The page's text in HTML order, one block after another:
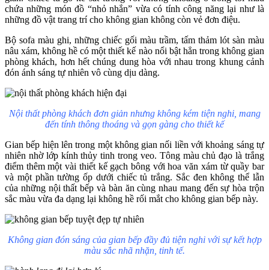
chứa những món đồ “nhỏ nhắn” vừa có tính công năng lại như là
những đồ vật trang trí cho không gian không còn vẻ đơn điệu.
Bộ sofa màu ghi, những chiếc gối màu trầm, tấm thảm lót sàn màu
nâu xám, không hề có một thiết kế nào nổi bật hẳn trong không gian
phòng khách, hơn hết chúng dung hòa với nhau trong khung cảnh
đón ánh sáng tự nhiên vô cùng dịu dàng.
Nội thất phòng khách đơn giản nhưng không kém tiện nghi, mang
đến tính thông thoáng và gọn gàng cho thiết kế
Gian bếp hiện lên trong một không gian nối liền với khoảng sáng tự
nhiên nhờ lớp kính thủy tinh trong veo. Tông màu chủ đạo là trắng
điểm thêm một vài thiết kế gạch bông với hoa văn xám từ quầy bar
và một phần tường ốp dưới chiếc tủ trắng. Sắc đen không thể lẫn
của những nội thất bếp và bàn ăn cùng nhau mang đến sự hòa trộn
sắc màu vừa đa dạng lại không hề rối mắt cho không gian bếp này.
Không gian đón sáng của gian bếp đầy đủ tiện nghi với sự kết hợp
màu sắc nhã nhặn, tinh tế.